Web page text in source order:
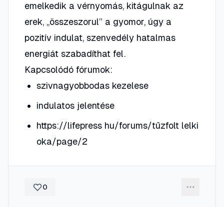
emelkedik a vérnyomás, kitágulnak az
erek, „összeszorul” a gyomor, úgy a
pozitív indulat, szenvedély hatalmas
energiát szabadíthat fel.
Kapcsolódó fórumok:
szivnagyobbodas kezelese
indulatos jelentése
https://lifepress hu/forums/tűzfolt lelki
oka/page/2
0